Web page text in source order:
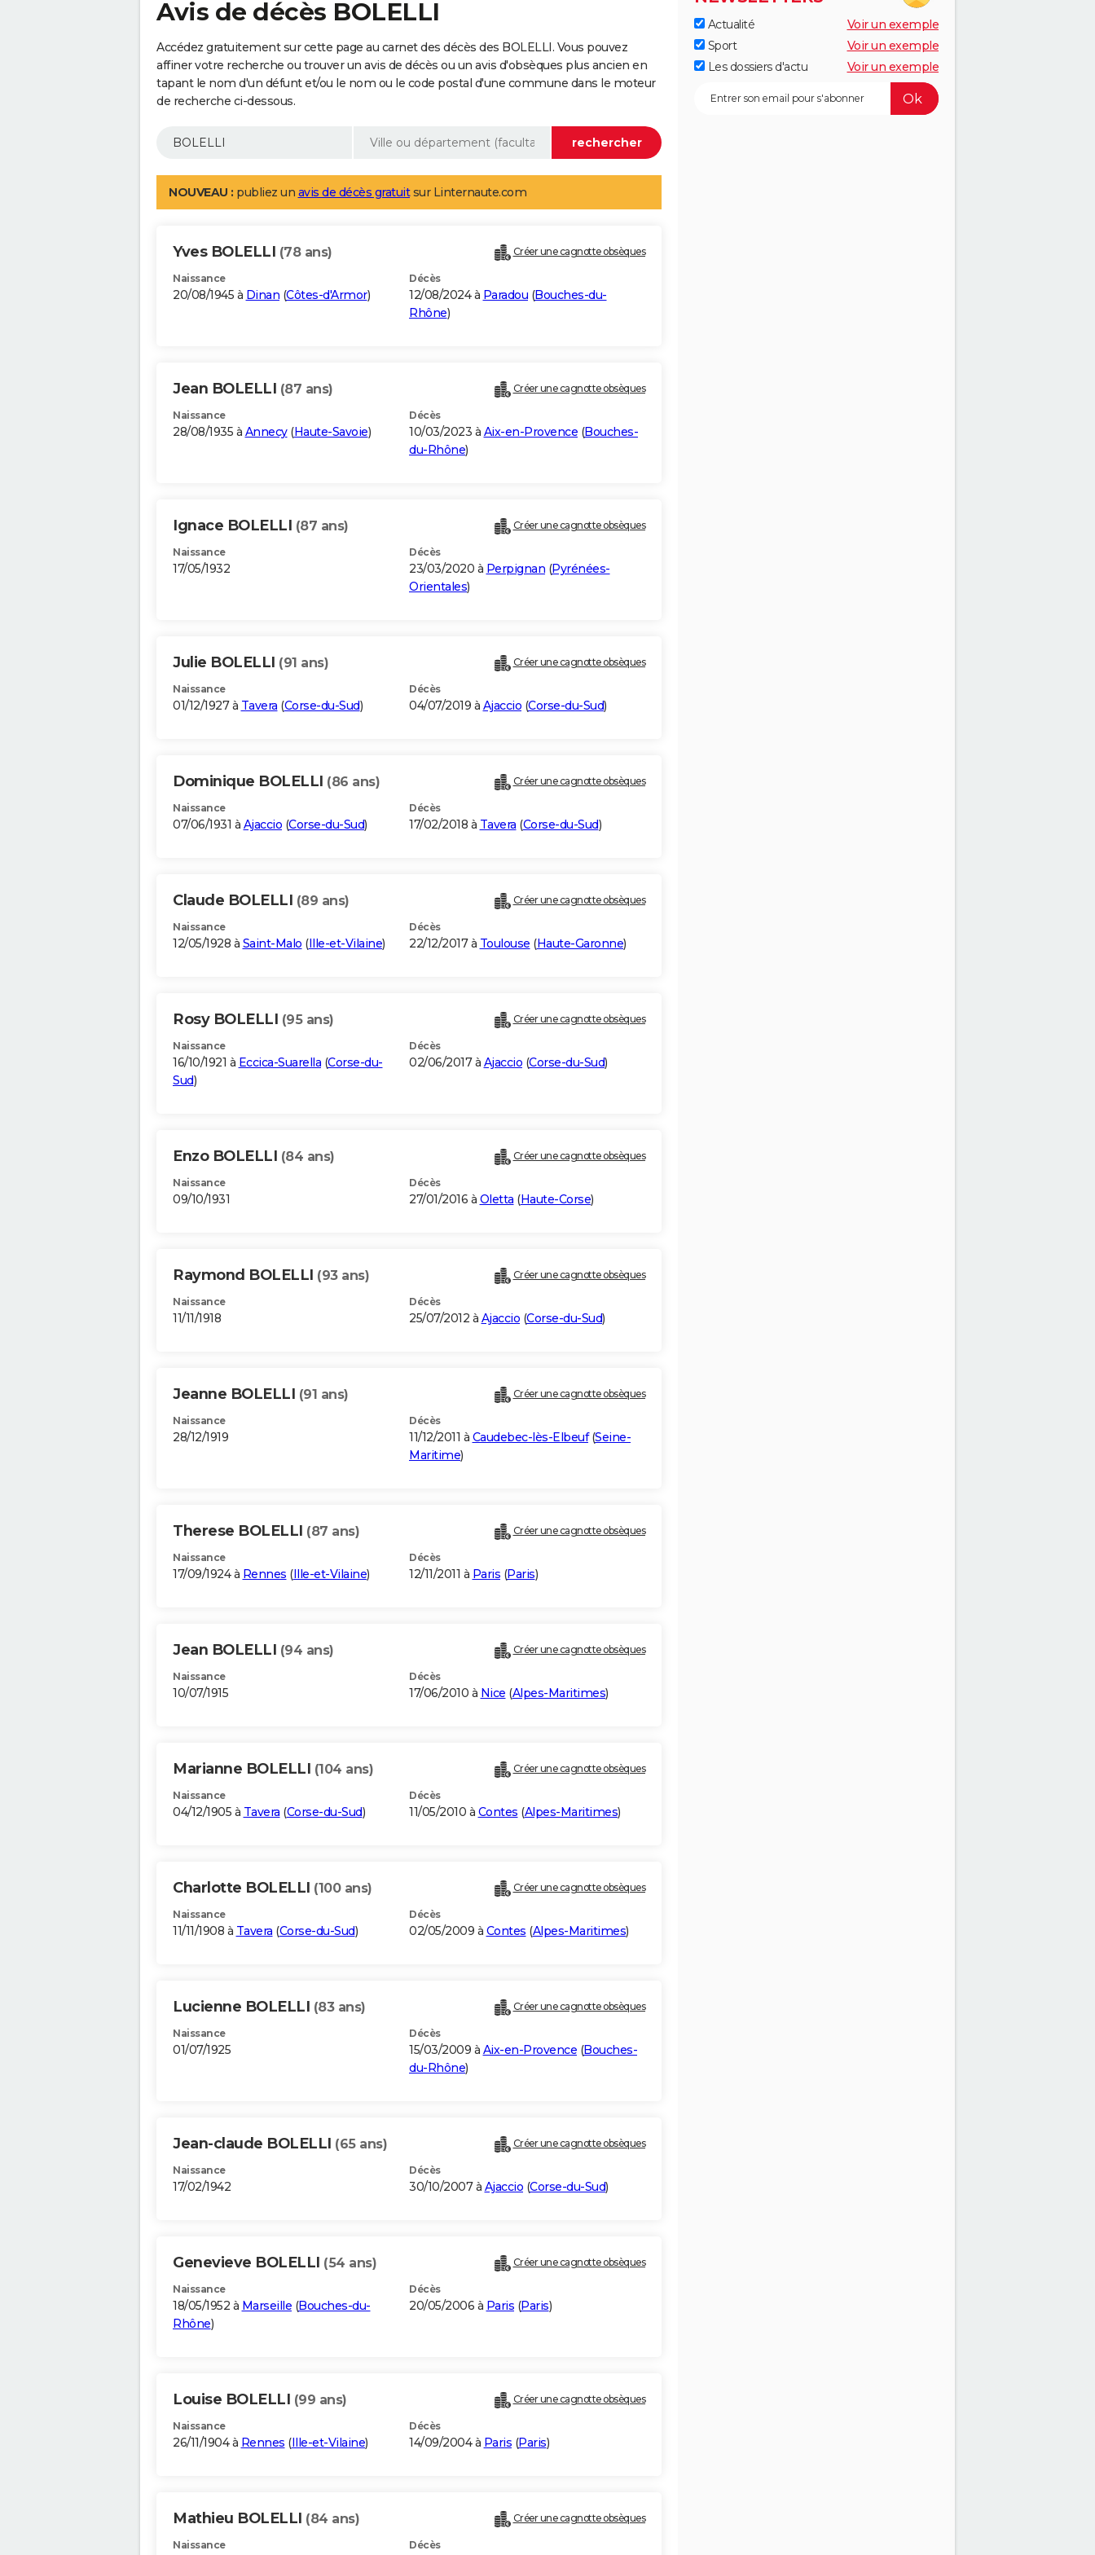
Avis de décès BOLELLI
Accédez gratuitement sur cette page au carnet des décès des BOLELLI. Vous pouvez
affiner votre recherche ou trouver un avis de décès ou un avis d'obsèques plus ancien en
tapant le nom d'un défunt et/ou le nom ou le code postal d'une commune dans le moteur
de recherche ci-dessous.
NOUVEAU : publiez un avis de décès gratuitsur Linternaute.com
Yves BOLELLI (78 ans) Créer une cagnotte obsèques
Naissance
20/08/1945 à Dinan (Côtes-d'Armor)
Décès
12/08/2024 à Paradou (Bouches-du-
Rhône)
Jean BOLELLI (87 ans) Créer une cagnotte obsèques
Naissance
28/08/1935 à Annecy(Haute-Savoie)
Décès
10/03/2023 à Aix-en-Provence (Bouches-
du-Rhône)
Ignace BOLELLI (87 ans) Créer une cagnotte obsèques
Naissance
17/05/1932
Décès
23/03/2020 à Perpignan (Pyrénées-
Orientales)
Julie BOLELLI (91 ans) Créer une cagnotte obsèques
Naissance
01/12/1927 à Tavera (Corse-du-Sud)
Décès
04/07/2019 à Ajaccio (Corse-du-Sud)
Dominique BOLELLI (86 ans) Créer une cagnotte obsèques
Naissance
07/06/1931 à Ajaccio (Corse-du-Sud)
Décès
17/02/2018 à Tavera (Corse-du-Sud)
Claude BOLELLI (89 ans) Créer une cagnotte obsèques
Naissance
12/05/1928 à Saint-Malo (Ille-et-Vilaine)
Décès
22/12/2017 à Toulouse (Haute-Garonne)
Rosy BOLELLI (95 ans) Créer une cagnotte obsèques
Naissance
16/10/1921 à Eccica-Suarella (Corse-du-
Sud)
Décès
02/06/2017 à Ajaccio (Corse-du-Sud)
Enzo BOLELLI (84 ans) Créer une cagnotte obsèques
Naissance
09/10/1931
Décès
27/01/2016 à Oletta (Haute-Corse)
Raymond BOLELLI (93 ans) Créer une cagnotte obsèques
Naissance
11/11/1918
Décès
25/07/2012 à Ajaccio (Corse-du-Sud)
Jeanne BOLELLI (91 ans) Créer une cagnotte obsèques
Naissance
28/12/1919
Décès
11/12/2011 à Caudebec-lès-Elbeuf(Seine-
Maritime)
Therese BOLELLI (87 ans) Créer une cagnotte obsèques
Naissance
17/09/1924 à Rennes (Ille-et-Vilaine)
Décès
12/11/2011 à Paris (Paris)
Jean BOLELLI (94 ans) Créer une cagnotte obsèques
Naissance
10/07/1915
Décès
17/06/2010 à Nice (Alpes-Maritimes)
Marianne BOLELLI (104 ans) Créer une cagnotte obsèques
Naissance
04/12/1905 à Tavera (Corse-du-Sud)
Décès
11/05/2010 à Contes (Alpes-Maritimes)
Charlotte BOLELLI (100 ans) Créer une cagnotte obsèques
Naissance
11/11/1908 à Tavera (Corse-du-Sud)
Décès
02/05/2009 à Contes (Alpes-Maritimes)
Lucienne BOLELLI (83 ans) Créer une cagnotte obsèques
Naissance
01/07/1925
Décès
15/03/2009 à Aix-en-Provence (Bouches-
du-Rhône)
Jean-claude BOLELLI (65 ans) Créer une cagnotte obsèques
Naissance
17/02/1942
Décès
30/10/2007 à Ajaccio (Corse-du-Sud)
Genevieve BOLELLI (54 ans) Créer une cagnotte obsèques
Naissance
18/05/1952 à Marseille (Bouches-du-
Rhône)
Décès
20/05/2006 à Paris (Paris)
Louise BOLELLI (99 ans) Créer une cagnotte obsèques
Naissance
26/11/1904 à Rennes (Ille-et-Vilaine)
Décès
14/09/2004 à Paris (Paris)
Mathieu BOLELLI (84 ans) Créer une cagnotte obsèques
Naissance Décès
Actualité
Voir un exemple
Sport
Voir un exemple
Les dossiers d'actu
Voir un exemple